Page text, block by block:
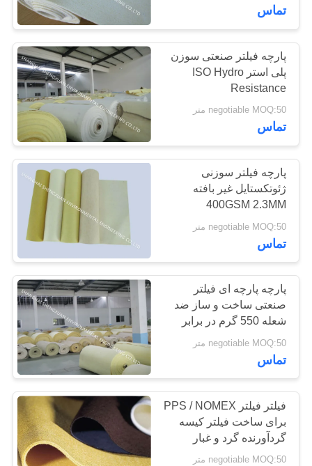
کیفیت
تماس
بگیرید
درخواست
نقل
قول
نقشه
سایت
PRIVACY
POLICY
پارچه کشویی هوا پلی
استر
33
کیسه فیلتر جمع کننده
گرد و غبار
60
کیسه فیلتر Nomex
13
تماس
پارچه فیلتر صنعتی سوزن
پلی استر ISO Hydro
Resistance
negotiable MOQ:50 متر
تماس
پارچه فیلتر سوزنی
ژئوتکستایل غیر بافته
400GSM 2.3MM
negotiable MOQ:50 متر
تماس
پارچه پارچه ای فیلتر
صنعتی ساخت و ساز ضد
شعله 550 گرم در برابر
PET چرخش 1.8 میلی متر
negotiable MOQ:50 متر
تماس
فیلتر فیلتر PPS / NOMEX
برای ساخت فیلتر کیسه
گردآورنده گرد و غبار
negotiable MOQ:50 متر